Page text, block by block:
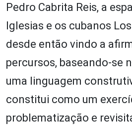
Pedro Cabrita Reis, a
Iglesias e os cubanos
desde então vindo a
percursos, baseando-se
uma linguagem
constitui como um
problematização e